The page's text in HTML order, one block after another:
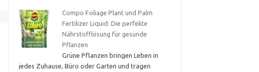
Compo Foliage Plant und Palm
Fertilizer Liquid: Die perfekte
Nährstofflösung für gesunde
Pflanzen
Grüne Pflanzen bringen Leben in
jedes Zuhause, Büro oder Garten und tragen